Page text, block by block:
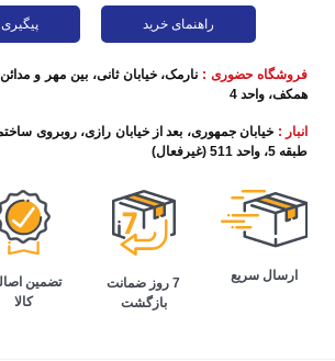
راهنمای خرید
فروشگاه حضوری : نارمک، خیابان ثانی، بین مهر و
همکف، واحد 4
انبار : خیابان جمهوری، بعد از خیابان رازی، روبروی
طبقه 5، واحد 511 (غیرفعال)
ارسال سریع
7 روز ضمانت
بازگشت
تضمین
کالا